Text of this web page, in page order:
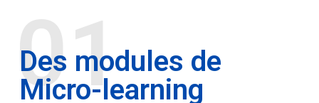
01
Des modules de
Micro-learning